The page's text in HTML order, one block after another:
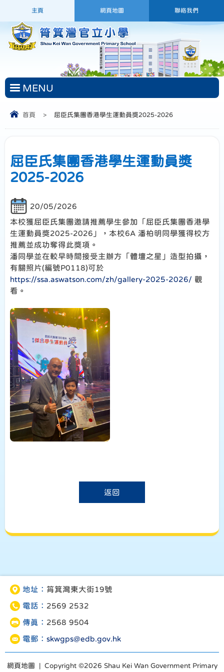
主頁 網頁地圖 聯絡我們
MENU
首頁 > 屈臣氏集團香港學生運動員獎2025-2026
屈臣氏集團香港學生運動員獎
2025-2026
20/05/2026
本校獲屈臣氏集團邀請推薦學生參加「屈臣氏集團香港學
生運動員獎2025-2026」，本校6A 潘柏明同學獲得校方
推薦並成功奪得此獎項。
潘同學並在較早時間接受主辦方「體壇之星」造型拍攝，
有關照片(編號P0118)可於
https://ssa.aswatson.com/zh/gallery-2025-2026/ 觀
看。
返回
地址： 筲箕灣東大街19號
電話： 2569 2532
傳真： 2568 9504
電郵： skwgps@edb.gov.hk
網頁地圖 | Copyright ©2026 Shau Kei Wan Government Primary